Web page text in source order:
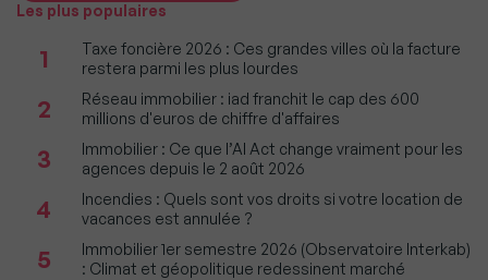
Les plus populaires
1
Taxe foncière 2026 : Ces grandes villes où la facture
restera parmi les plus lourdes
2
Réseau immobilier : iad franchit le cap des 600
millions d'euros de chiffre d'affaires
3
Immobilier : Ce que l’AI Act change vraiment pour les
agences depuis le 2 août 2026
4
Incendies : Quels sont vos droits si votre location de
vacances est annulée ?
5
Immobilier 1er semestre 2026 (Observatoire Interkab)
: Climat et géopolitique redessinent marché